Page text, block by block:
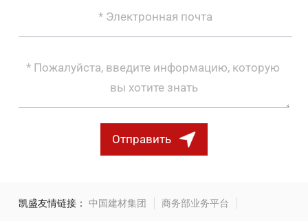
Отправить
凯盛友情链接： 中国建材集团 商务部业务平台